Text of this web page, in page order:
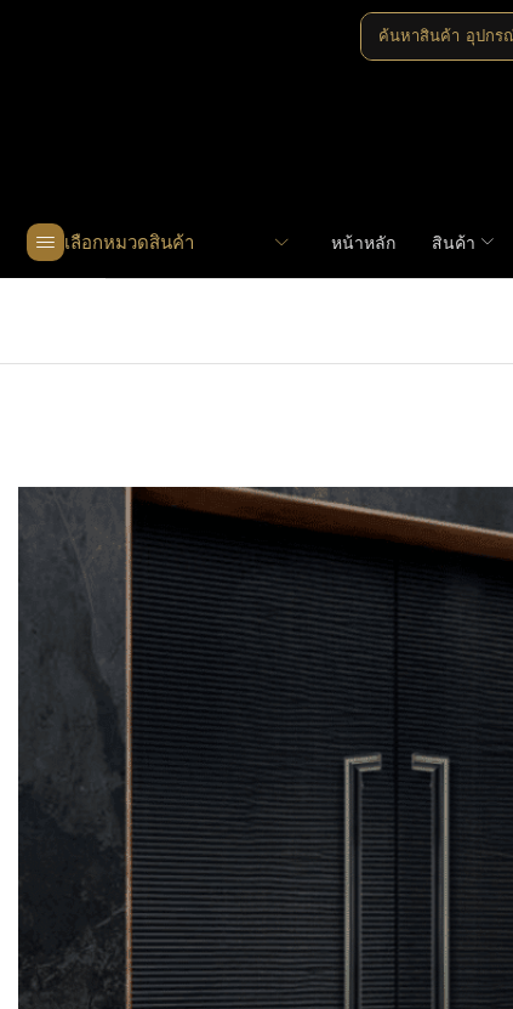
ค้นหาสินค้า อุปกร
เลือกหมวดสินค้า หน้าหลัก สินค้า